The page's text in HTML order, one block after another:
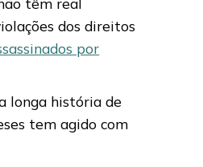
dos direitos
por
longa história de
tem agido com